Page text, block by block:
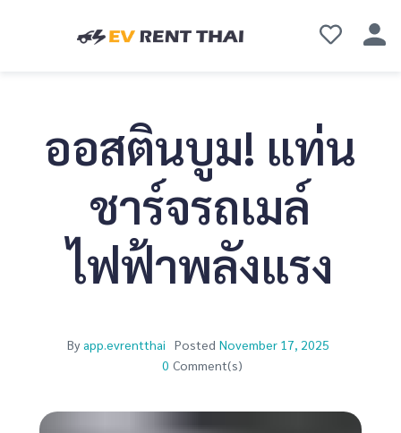
ออสตินบูม! แท่น
ชาร์จรถเมล์
ไฟฟ้าพลังแรง
By app.evrentthai Posted November 17, 2025
0 Comment(s)